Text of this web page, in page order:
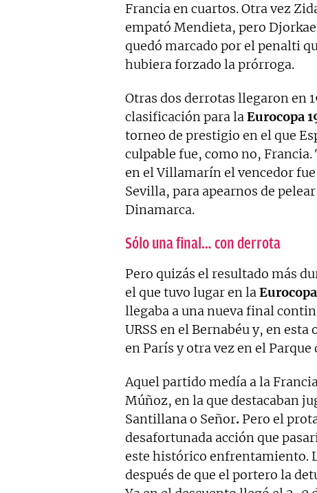
Francia en cuartos. Otra vez
empató Mendieta, pero
quedó marcado por el penalti
hubiera forzado la prórroga.
Otras dos derrotas llegaron en
clasificación para laEurocopa
torneo de prestigio en el que
culpable fue, como no,
en el Villamarín el vencedor
Sevilla, para apearnos de
Dinamarca.
Sólo una final… con derrota
Pero quizás el resultado más
el que tuvo lugar en la
llegaba a una nueva final
URSS en el Bernabéu y, en
en París y otra vez en el Parque
Aquel partido medía a la
Múñoz, en la que destacaban
Santillana o Señor. Pero el
desafortunada acción que
este histórico enfrentamiento.
después de que el portero la